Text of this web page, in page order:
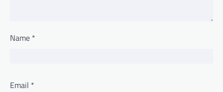
Name *
Email *